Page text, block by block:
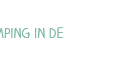
in de